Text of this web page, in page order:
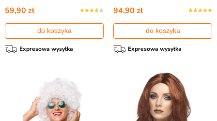
59,90 zł
do koszyka
Expresowa wysyłka
94,90 zł
do koszyka
Expresowa wysyłka